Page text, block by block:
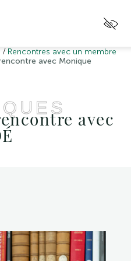
/ Rencontres avec un membre
avec Monique
avec